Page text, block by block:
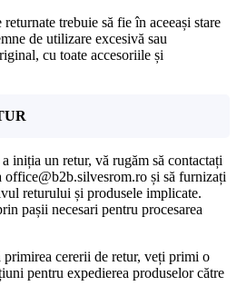
trebuie să fie în aceeași stare
de utilizare excesivă sau
cu toate accesoriile și
iniția un retur, vă rugăm să contactați
office@b2b.silvesrom.ro și să furnizați
returului și produsele implicate.
pașii necesari pentru procesarea
cererii de retur, veți primi o
pentru expedierea produselor către